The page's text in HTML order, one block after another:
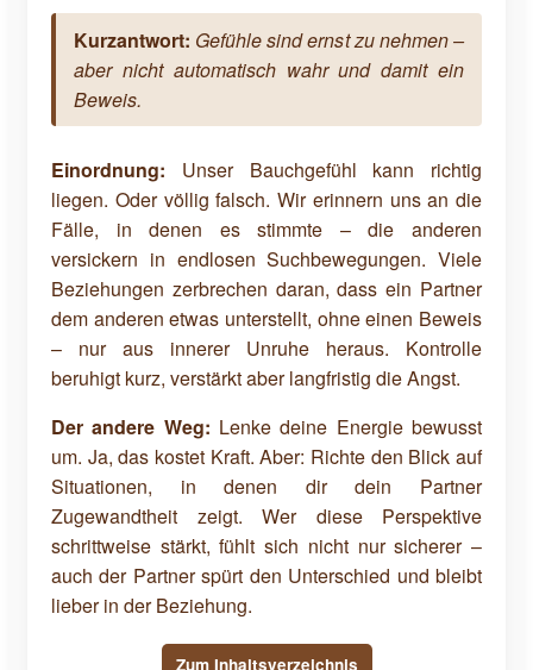
Kurzantwort: Gefühle sind ernst zu nehmen –
aber nicht automatisch wahr und damit ein
Beweis.
Einordnung: Unser Bauchgefühl kann richtig
liegen. Oder völlig falsch. Wir erinnern uns an die
Fälle, in denen es stimmte – die anderen
versickern in endlosen Suchbewegungen. Viele
Beziehungen zerbrechen daran, dass ein Partner
dem anderen etwas unterstellt, ohne einen Beweis
– nur aus innerer Unruhe heraus. Kontrolle
beruhigt kurz, verstärkt aber langfristig die Angst.
Der andere Weg: Lenke deine Energie bewusst
um. Ja, das kostet Kraft. Aber: Richte den Blick auf
Situationen, in denen dir dein Partner
Zugewandtheit zeigt. Wer diese Perspektive
schrittweise stärkt, fühlt sich nicht nur sicherer –
auch der Partner spürt den Unterschied und bleibt
lieber in der Beziehung.
Zum Inhaltsverzeichnis